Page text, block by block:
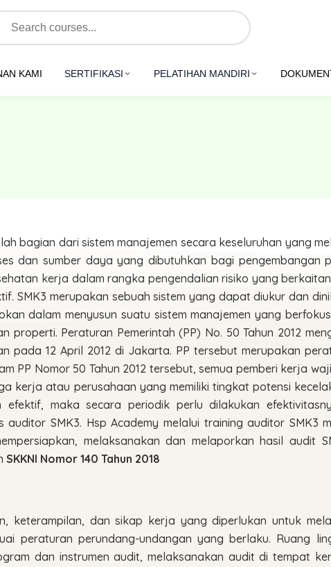
KAMI SERTIFIKASI PELATIHAN MANDIRI
bagian dari sistem manajemen secara keseluruhan yang
dan sumber daya yang dibutuhkan bagi pengembangan
kerja dalam rangka pengendalian risiko yang
SMK3 merupakan sebuah sistem yang dapat diukur dan
dalam menyusun suatu sistem manajemen yang
Peraturan Pemerintah (PP) No. 50 Tahun 2012
pada 12 April 2012 di Jakarta. PP tersebut merupakan
PP Nomor 50 Tahun 2012 tersebut, semua pemberi kerja
kerja atau perusahaan yang memiliki tingkat potensi
maka secara periodik perlu dilakukan
SMK3. Hsp Academy melalui training auditor SMK3
melaksanakan dan melaporkan hasil audit
SKKNI Nomor 140 Tahun 2018
keterampilan, dan sikap kerja yang diperlukan untuk
peraturan perundang-undangan yang berlaku. Ruang
dan instrumen audit, melaksanakan audit di tempat